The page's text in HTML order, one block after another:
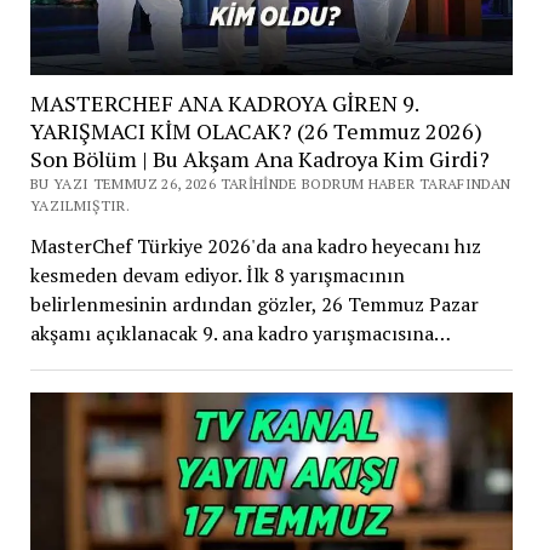
MASTERCHEF ANA KADROYA GİREN 9.
YARIŞMACI KİM OLACAK? (26 Temmuz 2026)
Son Bölüm | Bu Akşam Ana Kadroya Kim Girdi?
BU YAZI TEMMUZ 26, 2026 TARIHINDE BODRUM HABER TARAFINDAN
YAZILMIŞTIR.
MasterChef Türkiye 2026'da ana kadro heyecanı hız
kesmeden devam ediyor. İlk 8 yarışmacının
belirlenmesinin ardından gözler, 26 Temmuz Pazar
akşamı açıklanacak 9. ana kadro yarışmacısına…